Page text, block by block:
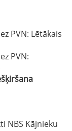
PVN: Lētākais
PVN:
NBS Kājnieku